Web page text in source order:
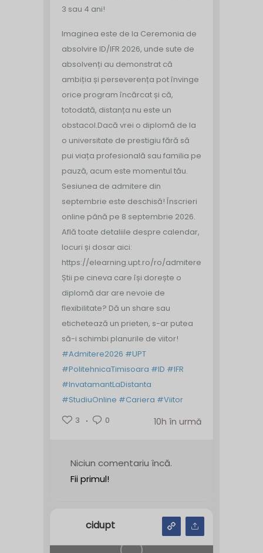
3 sau 4 ani!
Imaginea este de la Ceremonia de
absolvire ID/IFR 2026, unde sute de
absolvenți au demonstrat că
ambiția și perseverența pot învinge
orice program încărcat și că,
totodată, distanța nu este un
obstacol.Dacă vrei o diplomă de la
o universitate de prestigiu fără să
pui viața profesională sau familia pe
pauză, acum este momentul tău.
Sesiunea de admitere din
septembrie este deschisă! Înscrieri
online până pe 8 septembrie 2026.
Află toate detaliile despre calendar,
locuri și dosar aici:
https://elearning.upt.ro/ro/admitere/
Știi pe cineva care își dorește o
diplomă dar are nevoie de
flexibilitate? Dă un share sau
etichetează un prieten, s-ar putea
să-i schimbi planurile de viitor!
#Admitere2026 #UPT
#PolitehnicaTimisoara #ID #IFR
#InvatamantLaDistanta
#StudiuOnline #Cariera #Viitor
3
0 10h în urmă
Niciun comentariu încă.
Fii primul!
cidupt